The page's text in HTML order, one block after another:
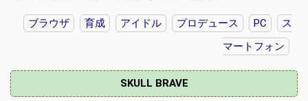
ブラウザ 育成 アイドル プロデュース PC
ス
マートフォン
SKULL BRAVE